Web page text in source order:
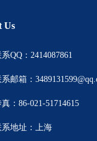
Us
QQ：2414087861
邮箱：
：86-021-51714615
系地址：上海